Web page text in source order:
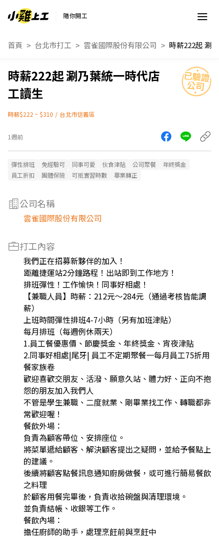
隨你開工
首頁 台北市打工 雲雀國際股份有限公司
時薪222起 涮乃葉統一時代店
工讀生
時薪$222 ~ $310 / 台北市信義區
1週前
彈性排班 免經驗可 同事可愛 伙食津貼 公司聚餐
年終獎金
員工折扣
團體保險 可抵實習時數 畢業轉正
公司名稱
雲雀國際股份有限公司
打工內容
我們正在招募新夥伴的加入！
距離捷運站2分鐘路程！出站即到工作地方！
排班彈性！工作愉快！同事好相處！
【兼職人員】時薪：212元～284元（通過考核皆能調
薪）
上班時間彈性排班4-7小時（另有加班津貼）
每月排班（每週例休兩天）
1.員工餐優惠價、節慶獎金、年終獎金、宵夜津貼
2.同事好相處|尾牙| 員工不定期聚餐一每月員工75折用
餐家族卷
歡迎喜歡交朋友、活潑、願意久站、體力好、正向不抱
怨的朋友加入我們人
不管是學生兼職、二度就業、剛畢業找工作、轉職都非
常歡迎喔！
餐飲外場：
負責為顧客帶位、安排座位。
將菜單遞給顧客、解決顧客提出之疑問，並給予餐點上
的建議。
後續將顧客點餐訊息通知廚房做餐，或可進行簡易餐飲
之料理
於顧客用餐完畢後，負責收拾碗盤與清理環境。
並負責結帳、收銀等工作。
餐飲內場：
擔任廚師的助手，處理烹飪前與烹飪中